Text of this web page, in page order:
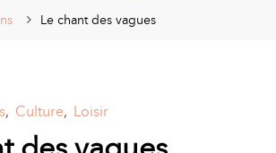
Le chant des vagues
, Culture, Loisir